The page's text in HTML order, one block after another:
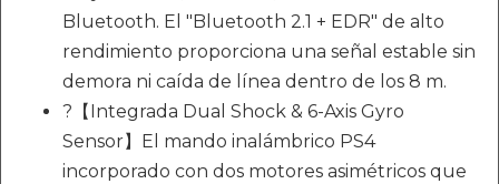
Bluetooth. El "Bluetooth 2.1 + EDR" de alto
rendimiento proporciona una señal estable sin
demora ni caída de línea dentro de los 8 m.
?【Integrada Dual Shock & 6-Axis Gyro
Sensor】El mando inalámbrico PS4
incorporado con dos motores asimétricos que